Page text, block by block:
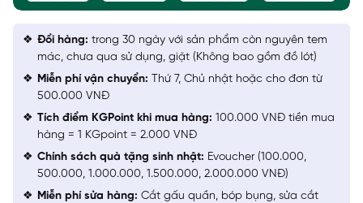
Đổi hàng: trong 30 ngày với sản phẩm còn nguyên tem
mác, chưa qua sử dụng, giặt (Không bao gồm đồ lót)
Miễn phí vận chuyển: Thứ 7, Chủ nhật hoặc cho đơn từ
500.000 VNĐ
Tích điểm KGPoint khi mua hàng: 100.000 VNĐ tiền mua
hàng = 1 KGpoint = 2.000 VNĐ
Chính sách quà tặng sinh nhật: Evoucher (100.000,
500.000, 1.000.000, 1.500.000, 2.000.000 VNĐ)
Miễn phí sửa hàng: Cắt gấu quần, bóp bụng, sửa cắt